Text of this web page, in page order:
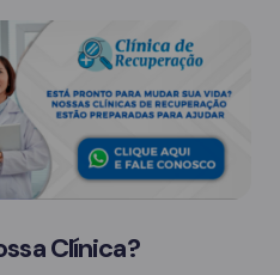
Clínica?